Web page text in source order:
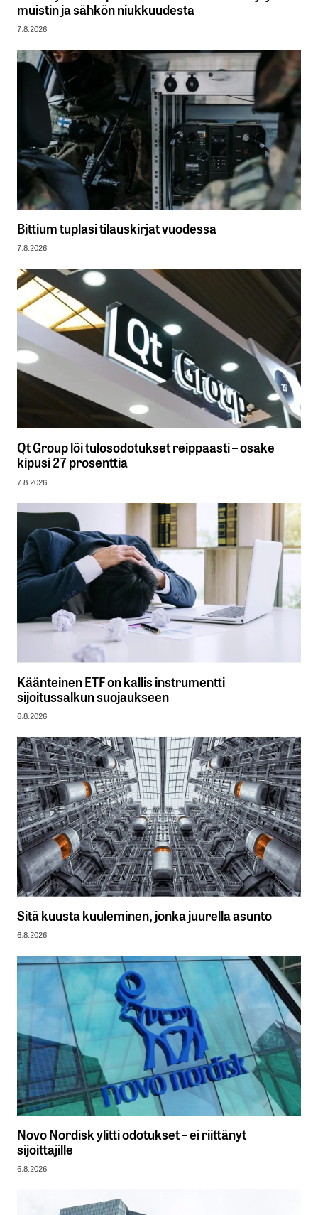
muistin ja sähkön niukkuudesta
7.8.2026
Bittium tuplasi tilauskirjat vuodessa
7.8.2026
Qt Group löi tulosodotukset reippaasti – osake
kipusi 27 prosenttia
7.8.2026
Käänteinen ETF on kallis instrumentti
sijoitussalkun suojaukseen
6.8.2026
Sitä kuusta kuuleminen, jonka juurella asunto
6.8.2026
Novo Nordisk ylitti odotukset – ei riittänyt
sijoittajille
6.8.2026